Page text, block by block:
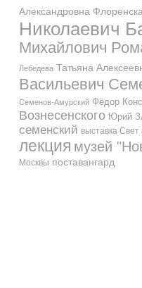
Александровна
Николаевич
Михайлович
Лебедева Татьяна
Васильевич
Семенов-Амурский Фёдор
Вознесенского Юрий
семенский выставка
лекция музей
Москвы поставангард